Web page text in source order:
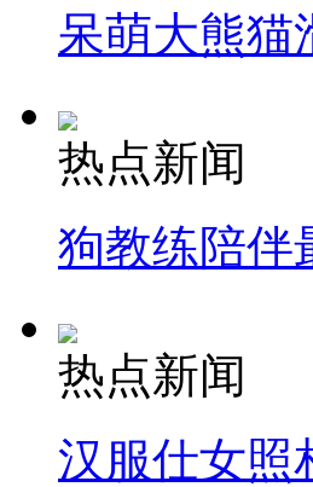
司机酒驾遇交警 急速倒车逃窜
呆萌大熊猫
热点新闻
狗教练陪伴
热点新闻
汉服仕女照